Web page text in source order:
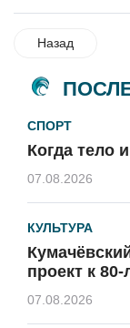
Назад
СПОРТ
Когда тело
07.08.2026
КУЛЬТУРА
проект к
07.08.2026